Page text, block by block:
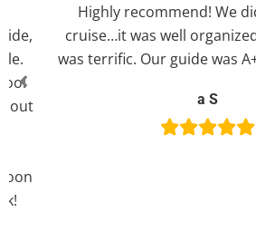
Great tour with a fantastic
guide. A very nice 90
our hotel. Highly
Brian F